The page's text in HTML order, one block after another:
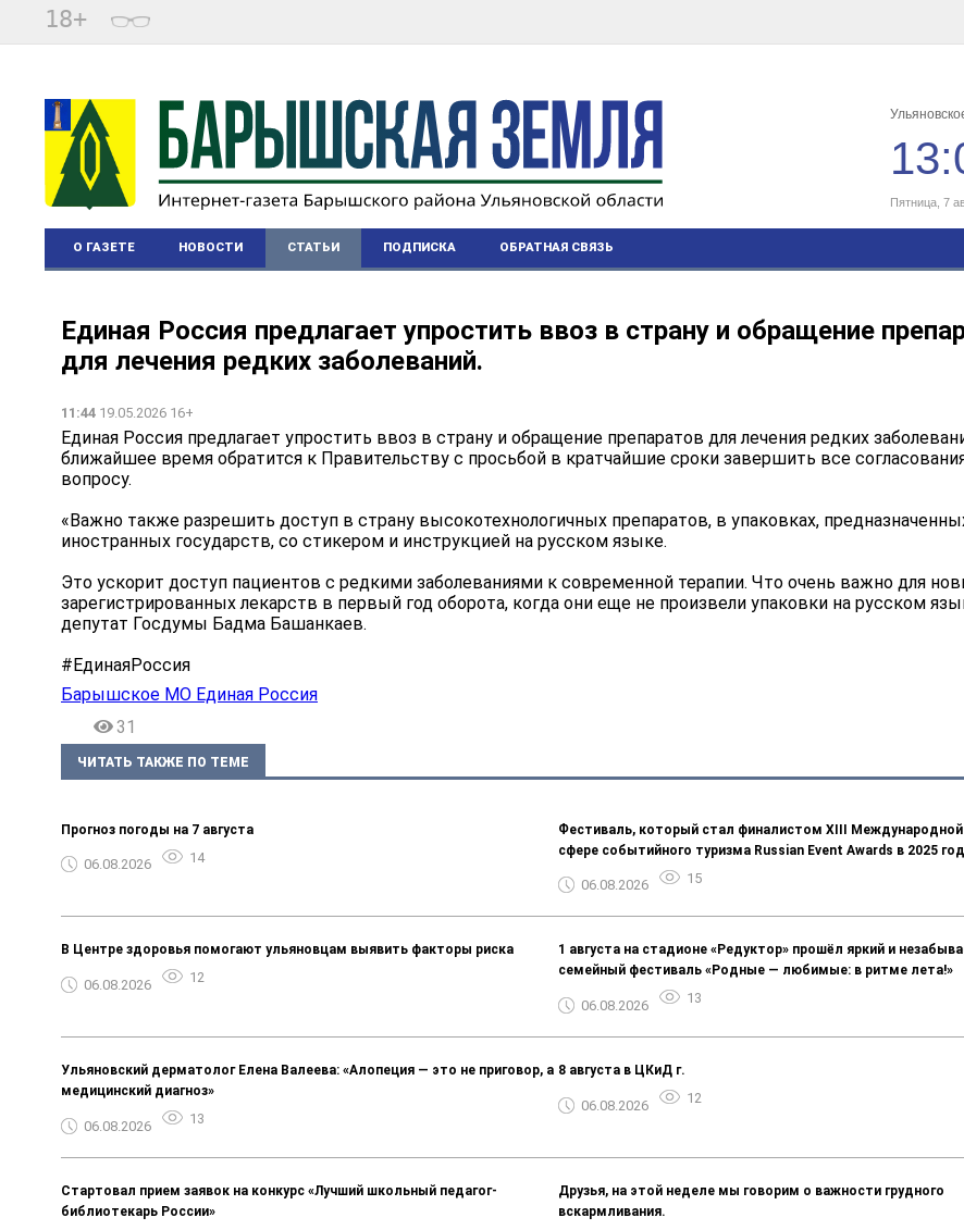
18+
Пятница, 7
О ГАЗЕТЕ НОВОСТИ СТАТЬИ ПОДПИСКА ОБРАТНАЯ СВЯЗЬ
Единая Россия предлагает упростить ввоз в страну и обращение
для лечения редких заболеваний.
11:44 19.05.2026 16+
Единая Россия предлагает упростить ввоз в страну и обращение препаратов для лечения редких
ближайшее время обратится к Правительству с просьбой в кратчайшие сроки завершить все
вопросу.
«Важно также разрешить доступ в страну высокотехнологичных препаратов, в упаковках,
иностранных государств, со стикером и инструкцией на русском языке.
Это ускорит доступ пациентов с редкими заболеваниями к современной терапии. Что очень важно для
зарегистрированных лекарств в первый год оборота, когда они еще не произвели упаковки на русском
депутат Госдумы Бадма Башанкаев.
#ЕдинаяРоссия
Барышское МО Единая Россия
31
ЧИТАТЬ ТАКЖЕ ПО ТЕМЕ
Прогноз погоды на 7 августа
06.08.2026 14
Фестиваль, который стал финалистом ХIII Международной
сфере событийного туризма Russian Event Awards в 2025
06.08.2026 15
В Центре здоровья помогают ульяновцам выявить факторы риска
06.08.2026 12
1 августа на стадионе «Редуктор» прошёл яркий и
семейный фестиваль «Родные — любимые: в ритме лета!»
06.08.2026 13
Ульяновский дерматолог Елена Валеева: «Алопеция — это не приговор, а
медицинский диагноз»
06.08.2026 13
8 августа в ЦКиД г.
06.08.2026 12
Стартовал прием заявок на конкурс «Лучший школьный педагог-
библиотекарь России»
Друзья, на этой неделе мы говорим о важности грудного
вскармливания.